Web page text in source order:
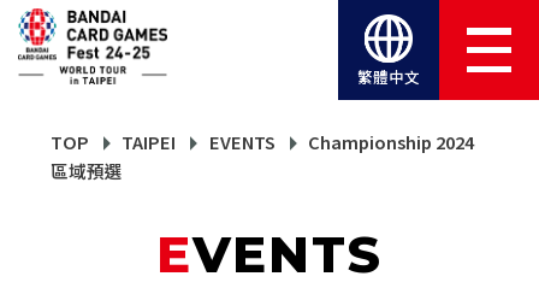
繁體中文
TOP TAIPEI EVENTS
Championship 2024
區域預選
EVENTS